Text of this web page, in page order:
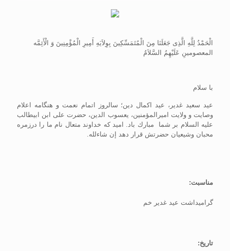
الْحَمْدُ لِلَّهِ الَّذِی جَعَلَنَا مِنَ الْمُتَمَسِّکِینَ بِوِلاَیَهِ أَمِیرِ الْمُؤْمِنِینَ وَ الْأَئِمَّه
المعصومینِ عَلَیْهِمُ السَّلاَمُ
با سلام
عيد سعيد غدير، عید اکمال دین؛ سالروز اتمام نعمت و هنگامه اعلام
وصایت و ولایت امیرالمؤمنين، یعسوب الدین، حضرت علی ابن ابیطالب
علیه السلام بر شما مبارك باد. اميد كه خداوند متعال نام ما را درزمره
محبان وشيعيان حضرتش قرار دهد إن شاءلله.
مناسبت:
گرامیداشت عید غدیر خم
تاریخ: